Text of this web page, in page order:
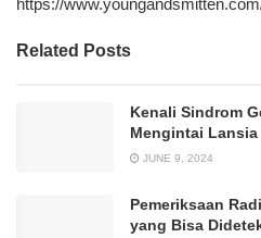
https://
Related Posts
Kenali Sindrom
Mengintai Lansia
JUNE 9, 2024
Pemeriksaan
yang Bisa